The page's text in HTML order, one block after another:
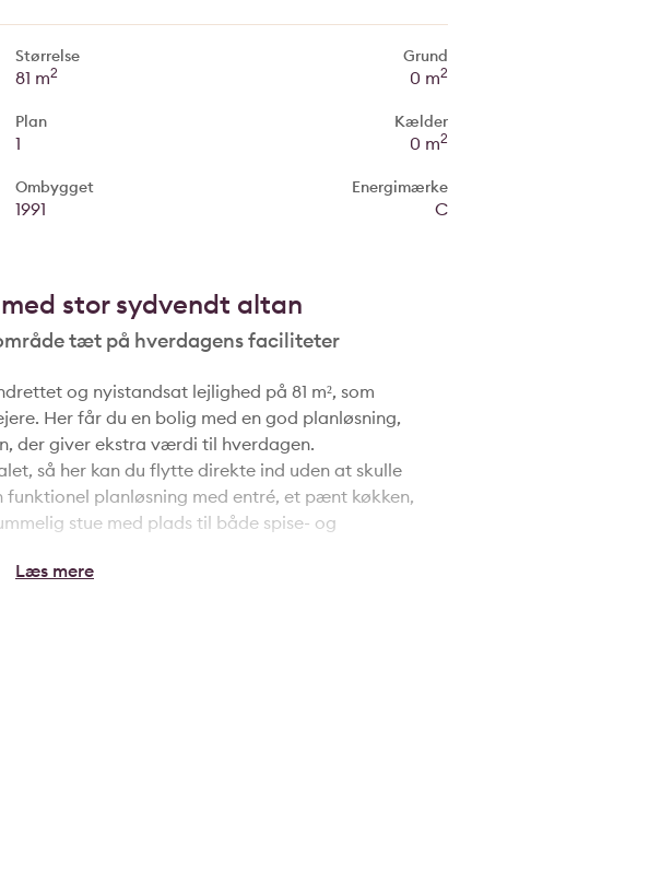
Størrelse
81 m2
Plan
1
Ombygget
1991
Grund
0 m2
Kælder
0 m2
Energimærke
C
stor sydvendt altan
tæt på hverdagens faciliteter
og nyistandsat lejlighed på 81 m², som
Her får du en bolig med en god planløsning,
der giver ekstra værdi til hverdagen.
så her kan du flytte direkte ind uden at skulle
planløsning med entré, et pænt køkken,
stue med plads til både spise- og